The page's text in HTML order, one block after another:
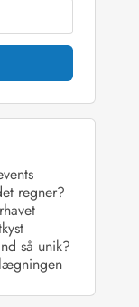
regner?
så unik?